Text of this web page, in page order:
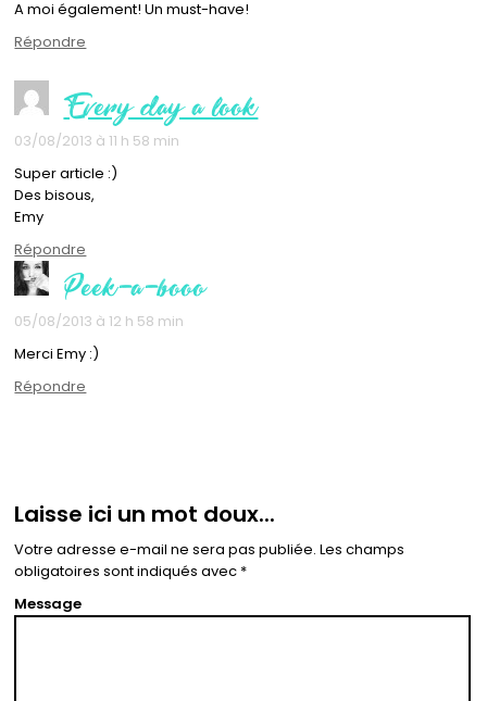
A moi également! Un must-have!
Répondre
Every day a look
03/08/2013 à 11 h 58 min
Super article :)
Des bisous,
Emy
Répondre
Peek-a-booo
05/08/2013 à 12 h 58 min
Merci Emy :)
Répondre
Laisse ici un mot doux...
Votre adresse e-mail ne sera pas publiée. Les champs
obligatoires sont indiqués avec *
Message